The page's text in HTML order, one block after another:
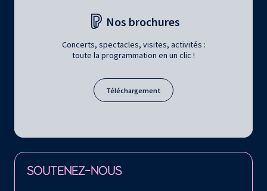
Nos brochures
Concerts, spectacles, visites, activités :
toute la programmation en un clic !
Téléchargement
SOUTENEZ-NOUS
Retrouvez la Philharmonie de Paris sur